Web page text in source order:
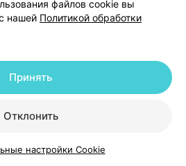
ИзбранноеПрофиль
Новости проекта
договор
Доставка
файлов cookie вы
нашей Политикой обработки
Отклонить
Принять
настройки Cookie